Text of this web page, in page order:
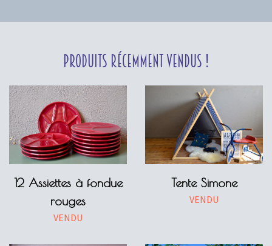
Produits récemment vendus !
12 Assiettes à fondue
rouges
VENDU
Tente Simone
VENDU